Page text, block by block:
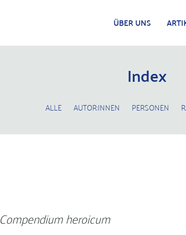
ÜBER UNS
Index
ALLE AUTOR:INNEN PERSONEN
Compendium heroicum